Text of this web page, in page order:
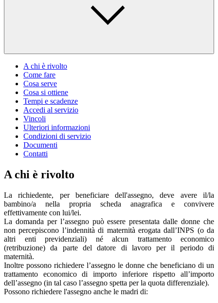
A chi è rivolto
Come fare
Cosa serve
Cosa si ottiene
Tempi e scadenze
Accedi al servizio
Vincoli
Ulteriori informazioni
Condizioni di servizio
Documenti
Contatti
A chi è rivolto
La richiedente, per beneficiare dell'assegno, deve avere il/la
bambino/a nella propria scheda anagrafica e convivere
effettivamente con lui/lei.
La domanda per l’assegno può essere presentata dalle donne che
non percepiscono l’indennità di maternità erogata dall’INPS (o da
altri enti previdenziali) né alcun trattamento economico
(retribuzione) da parte del datore di lavoro per il periodo di
maternità.
Inoltre possono richiedere l’assegno le donne che beneficiano di un
trattamento economico di importo inferiore rispetto all’importo
dell’assegno (in tal caso l’assegno spetta per la quota differenziale).
Possono richiedere l'assegno anche le madri di: